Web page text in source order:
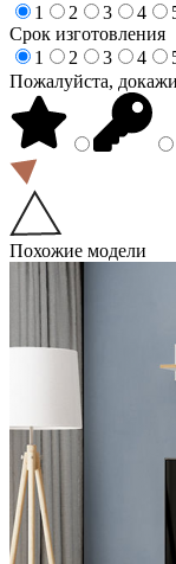
1
2 3 4
Срок изготовления
1
2 3 4
Пожалуйста,
Похожие модели